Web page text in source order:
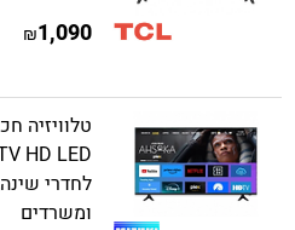
1,090
₪
לחדרי
ומשרדים